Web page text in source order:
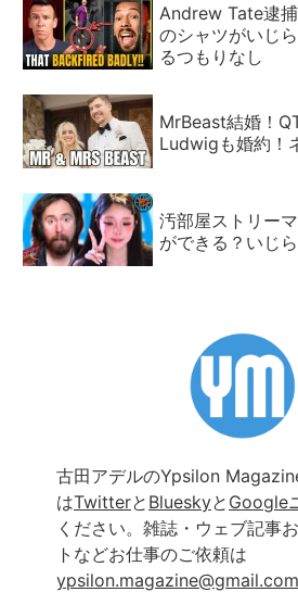
Andrew Tate逮
のシャツがいじ
るつもりなし
MrBeast結婚！
Ludwigも婚約！
汚部屋ストリー
ができる？いじ
古田アデルのYpsilon
はTwitterと Blueskyと Google
ください。雑誌・ウェブ記事
トなどお仕事のご依頼は
ypsilon.magazine@gmail.com